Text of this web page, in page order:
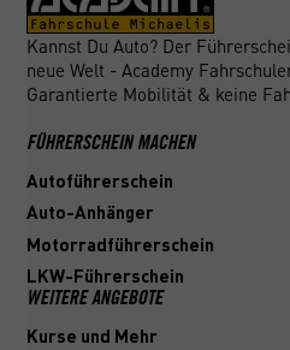
Kannst Du Auto? Der
neue Welt - Academy
Garantierte Mobilität & keine
FÜHRERSCHEIN MACHEN
Autoführerschein
Auto-Anhänger
Motorradführerschein
LKW-Führerschein
WEITERE ANGEBOTE
Kurse und Mehr